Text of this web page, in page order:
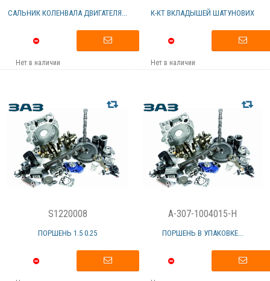
САЛЬНИК КОЛЕНВАЛА ДВИГАТЕЛЯ...
Нет в наличии
К-КТ ВКЛАДЫШЕЙ ШАТУНОВИХ
Нет в наличии
S1220008
ПОРШЕНЬ 1.5 0.25
A-307-1004015-H
ПОРШЕНЬ В УПАКОВКЕ...